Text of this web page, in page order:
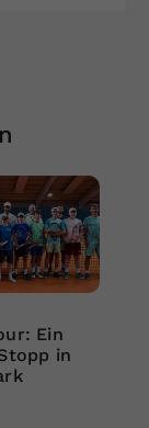
Ein
in